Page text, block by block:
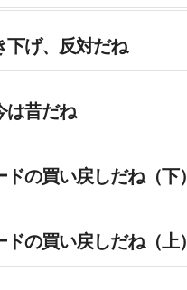
下げ、反対だね
は昔だね
の買い戻しだね（下）
の買い戻しだね（上）